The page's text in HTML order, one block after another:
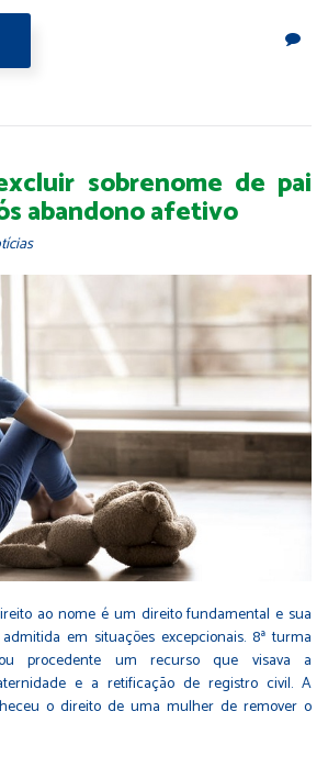
sobrenome de pai
abandono afetivo
ao nome é um direito fundamental e sua
em situações excepcionais. 8ª turma
procedente um recurso que visava a
e a retificação de registro civil. A
o direito de uma mulher de remover o